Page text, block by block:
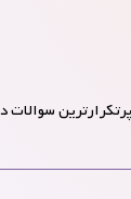
سوالات